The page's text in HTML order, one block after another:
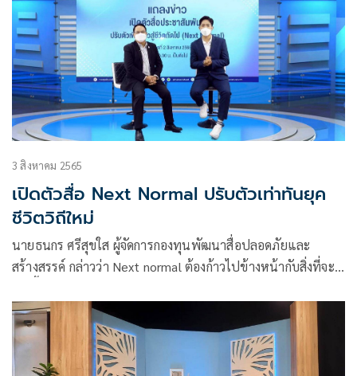
3 สิงหาคม 2565
เปิดตัวสื่อ Next Normal ปรับตัวเท่าทันยุค
ชีวิตวิถีใหม่
นายธนกร ศรีสุขใส ผู้จัดการกองทุนพัฒนาสื่อปลอดภัยและ
สร้างสรรค์ กล่าวว่า Next normal ต้องก้าวไปข้างหน้ากับสิ่งที่จะ